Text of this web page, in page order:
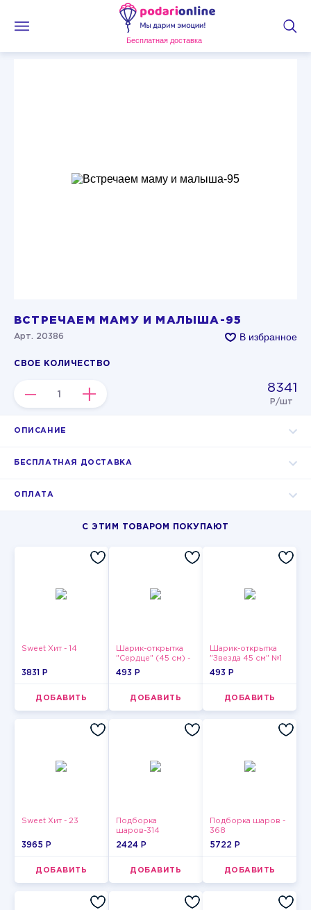
Бесплатная доставка
ВСТРЕЧАЕМ МАМУ И МАЛЫША-95
Арт. 20386 В избранное
СВОЕ КОЛИЧЕСТВО
– + 8341
Р/шт
ОПИСАНИЕ
БЕСПЛАТНАЯ ДОСТАВКА
ОПЛАТА
С ЭТИМ ТОВАРОМ ПОКУПАЮТ
Sweet Хит - 14
3831 P
ДОБАВИТЬ
Шарик-открытка
"Сердце" (45 см) -
2
493 P
ДОБАВИТЬ
Шарик-открытка
"Звезда 45 см" №1
493 P
ДОБАВИТЬ
Sweet Хит - 23
3965 P
ДОБАВИТЬ
Подборка
шаров-314
2424 P
ДОБАВИТЬ
Подборка шаров -
368
5722 P
ДОБАВИТЬ